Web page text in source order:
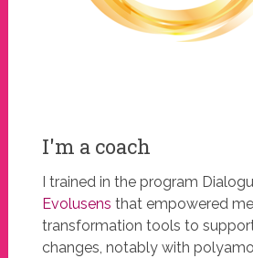
I'm a coach
I trained in the program
Evolusens that empowered
transformation tools to
changes, notably with